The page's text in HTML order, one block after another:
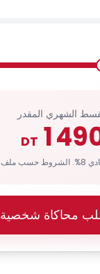
الشهري المقدر
1
DT
محاكاة شخصية